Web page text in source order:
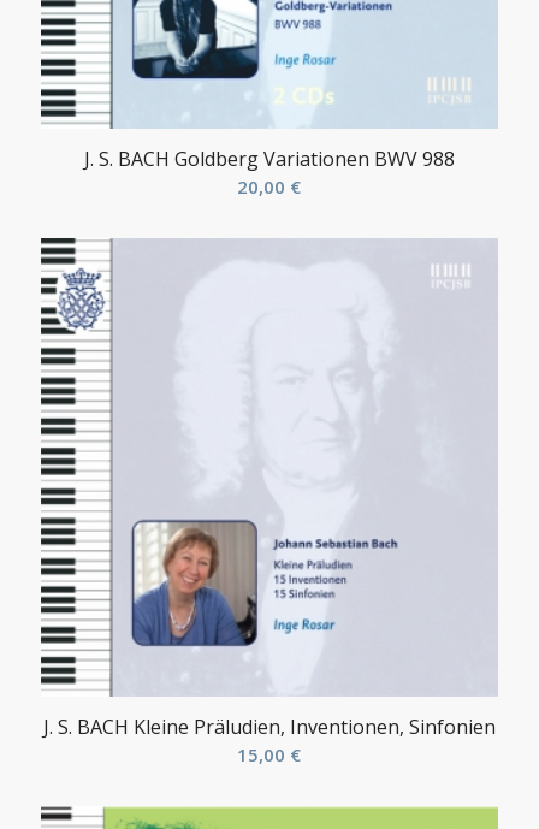
J. S. BACH Goldberg Variationen BWV 988
20,00 €
J. S. BACH Kleine Präludien, Inventionen, Sinfonien
15,00 €